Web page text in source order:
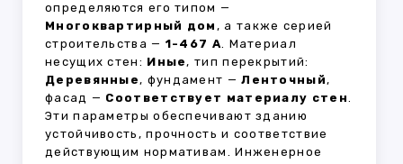
определяются его типом —
Многоквартирный дом , а также серией
строительства — 1-467 А. Материал
несущих стен: Иные, тип перекрытий:
Деревянные, фундамент —Ленточный,
фасад — Соответствует материалу стен.
Эти параметры обеспечивают зданию
устойчивость, прочность и соответствие
действующим нормативам. Инженерное